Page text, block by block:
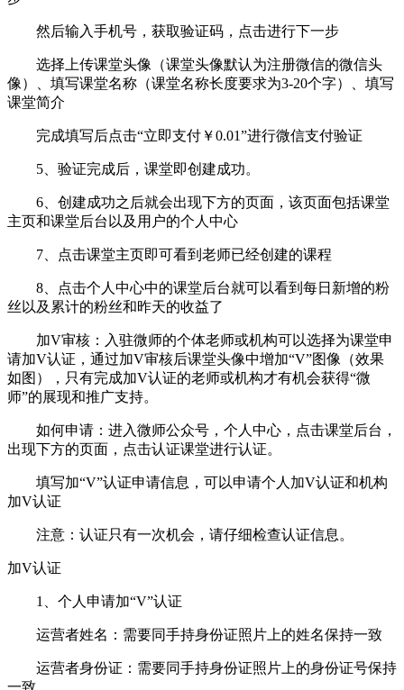
然后输入手机号，获取验证码，点击进行下一步
选择上传课堂头像（课堂头像默认为注册微信的微信头
像）、填写课堂名称（课堂名称长度要求为3-20个字）、填写
课堂简介
完成填写后点击“立即支付￥0.01”进行微信支付验证
5、验证完成后，课堂即创建成功。
6、创建成功之后就会出现下方的页面，该页面包括课堂
主页和课堂后台以及用户的个人中心
7、点击课堂主页即可看到老师已经创建的课程
8、点击个人中心中的课堂后台就可以看到每日新增的粉
丝以及累计的粉丝和昨天的收益了
加V审核：入驻微师的个体老师或机构可以选择为课堂申
请加V认证，通过加V审核后课堂头像中增加“V”图像（效果
如图），只有完成加V认证的老师或机构才有机会获得“微
师”的展现和推广支持。
如何申请：进入微师公众号，个人中心，点击课堂后台，
出现下方的页面，点击认证课堂进行认证。
填写加“V”认证申请信息，可以申请个人加V认证和机构
加V认证
注意：认证只有一次机会，请仔细检查认证信息。
加V认证
1、个人申请加“V”认证
运营者姓名：需要同手持身份证照片上的姓名保持一致
运营者身份证：需要同手持身份证照片上的身份证号保持
一致